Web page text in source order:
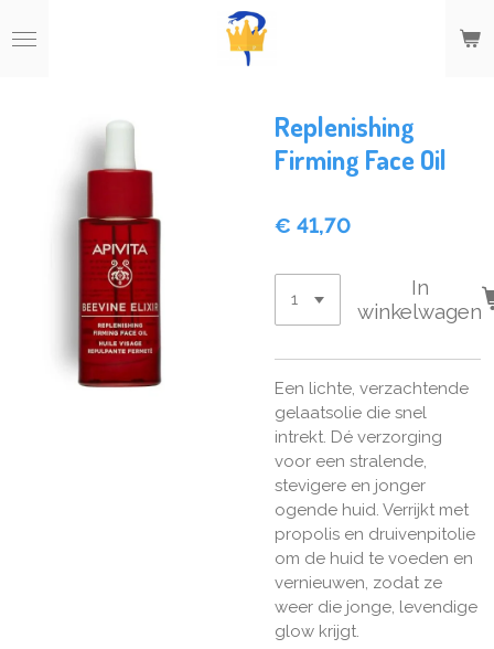
direct
Replenishing
Firming Face Oil
€ 41,70
In
winkelwagen
Een lichte, verzachtende
gelaatsolie die snel
intrekt. Dé verzorging
voor een stralende,
stevigere en jonger
ogende huid. Verrijkt met
propolis en druivenpitolie
om de huid te voeden en
vernieuwen, zodat ze
weer die jonge, levendige
glow krijgt.